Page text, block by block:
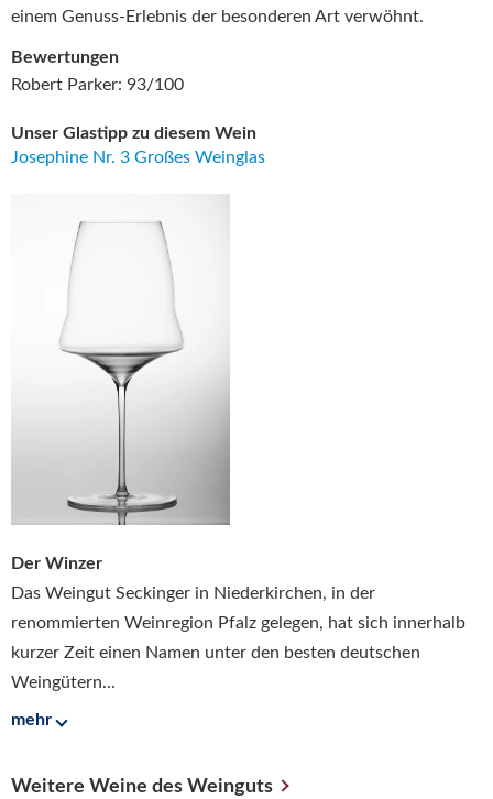
einem Genuss-Erlebnis der besonderen Art verwöhnt.
Bewertungen
Robert Parker: 93/100
Unser Glastipp zu diesem Wein
Josephine Nr. 3 Großes Weinglas
Der Winzer
Das Weingut Seckinger in Niederkirchen, in der
renommierten Weinregion Pfalz gelegen, hat sich innerhalb
kurzer Zeit einen Namen unter den besten deutschen
Weingütern...
mehr
Weitere Weine des Weinguts